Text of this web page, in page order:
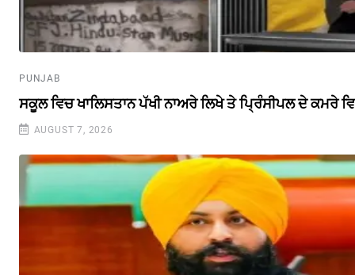
PUNJAB
ਸਕੂਲ ਵਿਚ ਖਾਲਿਸਤਾਨ ਪੱਖੀ ਨਾਅਰੇ ਲਿਖੇ ਤੇ ਪ੍ਰਿੰਸੀਪਲ ਦੇ ਕਮਰੇ
AUGUST 7, 2026